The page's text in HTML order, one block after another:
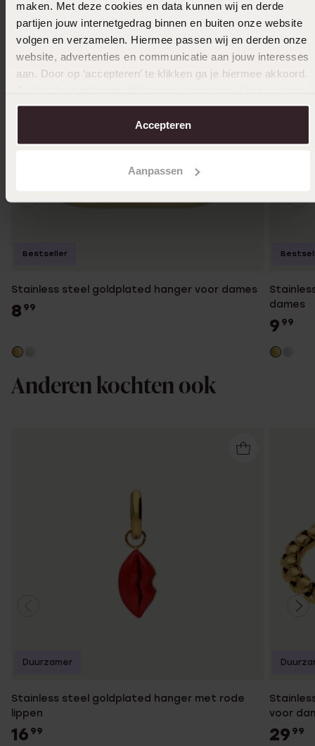
maken. Met deze cookies en data kunnen wij en derde
partijen jouw internetgedrag binnen en buiten onze website
volgen en verzamelen. Hiermee passen wij en derden onze
website, advertenties en communicatie aan jouw interesses
aan. Door op ‘accepteren’ te klikken ga je hiermee akkoord.
over in onscookiebeleid.
Accepteren
Aanpassen
Stainless steel goldplated hanger voor dames
8 99
Bestseller
dames
9 99
Anderen kochten ook
Stainless steel goldplated hanger met rode
lippen
16 99
Duurzamer
voor
29 99